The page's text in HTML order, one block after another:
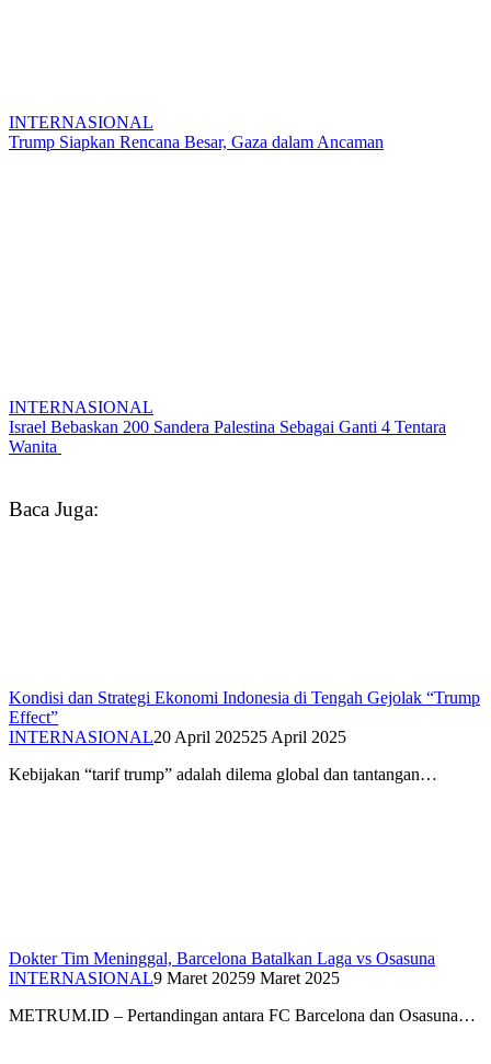
INTERNASIONAL
Trump Siapkan Rencana Besar, Gaza dalam Ancaman
INTERNASIONAL
Israel Bebaskan 200 Sandera Palestina Sebagai Ganti 4 Tentara
Wanita
Baca Juga:
Kondisi dan Strategi Ekonomi Indonesia di Tengah Gejolak “Trump
Effect”
INTERNASIONAL20 April 202525 April 2025
Kebijakan “tarif trump” adalah dilema global dan tantangan…
Dokter Tim Meninggal, Barcelona Batalkan Laga vs Osasuna
INTERNASIONAL9 Maret 20259 Maret 2025
METRUM.ID – Pertandingan antara FC Barcelona dan Osasuna…